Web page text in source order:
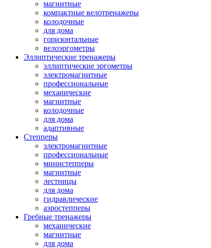
магнитные
компактные велотренажеры
колодочные
для дома
горизонтальные
велоэргометры
Эллиптические тренажеры
эллиптические эргометры
электромагнитные
профессиональные
механические
магнитные
колодочные
для дома
адаптивные
Степперы
электромагнитные
профессиональные
министепперы
магнитные
лестницы
для дома
гидравлические
аэростепперы
Гребные тренажеры
механические
магнитные
для дома